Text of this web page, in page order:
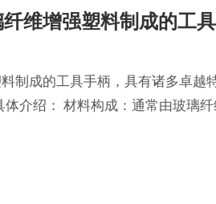
维增强塑料制成的工
制成的工具手柄，具有诸多卓越
介绍： 材料构成：通常由玻璃